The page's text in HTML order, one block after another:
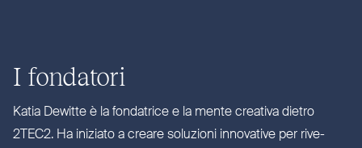
I fondatori
Katia Dewitte è la fon­datrice e la mente creativa dietro
2TEC2. Ha iniziato a creare soluzioni innovative per rive­